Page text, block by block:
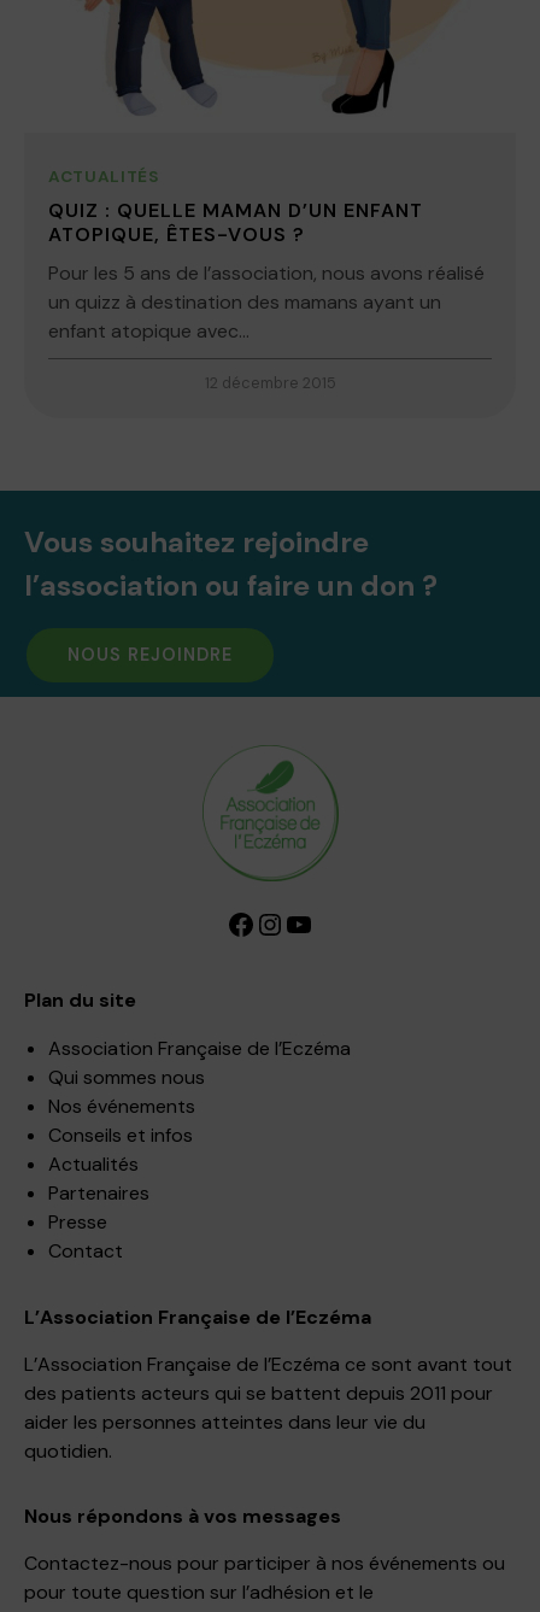
ACTUALITÉS
QUIZ : QUELLE MAMAN D’UN ENFANT
ATOPIQUE, ÊTES-VOUS ?
Pour les 5 ans de l’association, nous avons réalisé
un quizz à destination des mamans ayant un
enfant atopique avec...
12 décembre 2015
Vous souhaitez rejoindre
l’association ou faire un don ?
NOUS REJOINDRE
Facebook InstagramYouTube
Plan du site
Association Française de l’Eczéma
Qui sommes nous
Nos événements
Conseils et infos
Actualités
Partenaires
Presse
Contact
L’Association Française de l’Eczéma
L’Association Française de l’Eczéma ce sont avant tout
des patients acteurs qui se battent depuis 2011 pour
aider les personnes atteintes dans leur vie du
quotidien.
Nous répondons à vos messages
Contactez-nous pour participer à nos événements ou
pour toute question sur l’adhésion et le